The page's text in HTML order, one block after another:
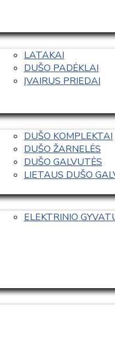
LATAKAI
DUŠO PADĖKLAI
ĮVAIRUS PRIEDAI
DUŠO KOMPLEKTAI
DUŠO ŽARNELĖS
DUŠO GALVUTĖS
LIETAUS DUŠO
ELEKTRINIO